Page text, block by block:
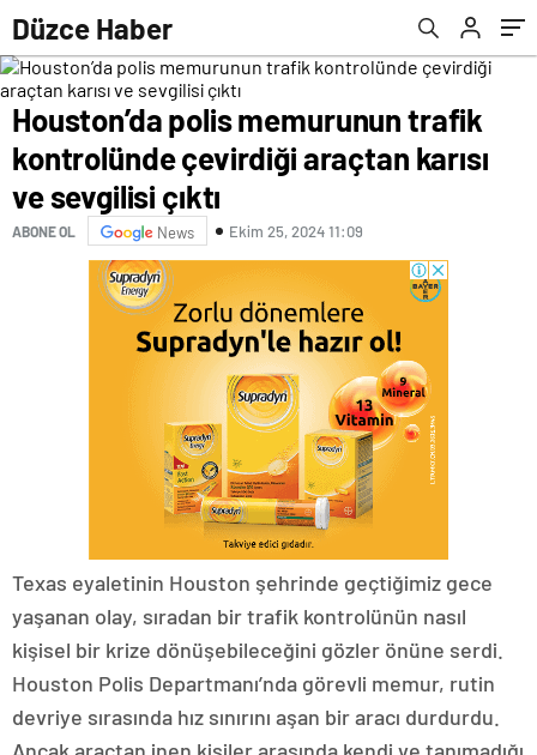
Düzce Haber
Houston’da polis memurunun trafik
kontrolünde çevirdiği araçtan karısı
ve sevgilisi çıktı
ABONE OL News Ekim 25, 2024 11:09
Texas eyaletinin Houston şehrinde geçtiğimiz gece
yaşanan olay, sıradan bir trafik kontrolünün nasıl
kişisel bir krize dönüşebileceğini gözler önüne serdi.
Houston Polis Departmanı’nda görevli memur, rutin
devriye sırasında hız sınırını aşan bir aracı durdurdu.